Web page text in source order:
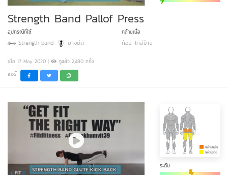
Strength Band Pallof Press
อุปกรณ์ที่ใช้
Strength band ยางยืด
กล้ามเนื้อ
ท้อง ไหล่ข้าง
เมื่อ 17 May 2020 | ดูแล้ว 2,480 ครั้ง
แชร์
ระดับ